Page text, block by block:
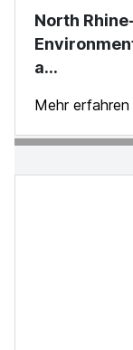
North
a…
Mehr erfahren